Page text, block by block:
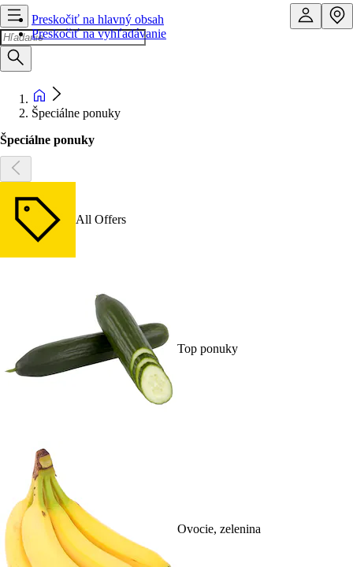
Preskočiť na hlavný obsah
Preskočiť na vyhľadávanie
Špeciálne ponuky
Špeciálne ponuky
All Offers
Top ponuky
Ovocie, zelenina